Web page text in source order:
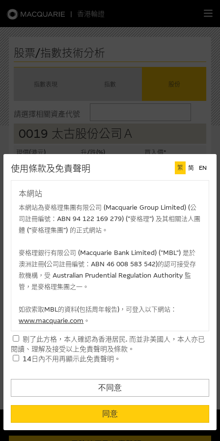
| 香港輪證
牛熊證
選股攻略
中資股票專頁
麥格理投資教室
關於我們
股票/指數技術分析
指數表現 指數 股份
請選擇相關資產代號
0019 太古股份公司Ａ
現價(港元)
升/跌(%)
買入價*
相關圖表
相關認股證/牛熊證
認購 認沽 牛證
編號 相關資產 行使價 價格
25873 太古股份公司Ａ(認購) 117.388 0.206 +71.67
最後更新時間:10-08-2026 16:20 (15分鐘延遲)
使用條款及免責聲明 繁 简 EN
本網站
本網站為麥格理集團有限公司 (Macquarie Group Limited) (公
司註冊編號：ABN 94 122 169 279) (”麥格理”) 及其相關法人團
體 (”麥格理集團”) 的正式網站。
麥格理銀行有限公司 (Macquarie Bank Limited) ("MBL") 是於
澳洲註冊(公司註冊編號：ABN 46 008 583 542)的認可接受存
款機構，受 Australian Prudential Regulation Authority 監
管，是麥格理集團之一。
如欲索取MBL的資料(包括周年報告)，可登入以下網站：
www.macquarie.com 。
本網站所載資料會隨時更改，而不作另行通知，如閣下欲取麥格
理的資料，可直接聯絡本集團職員。
民使用，並不提供或發售予美國人。本網站內容無意要約或唆使
閣下購買證券、基金單位或其他投資工具(不論在參考條款上或在
其他地方)，但清楚表明上述意圖的個別段落則屬例外。
提供網站內容的基準 – 使用時請考慮個人風險
剔了此方格，本人確認為香港居民. 而並非美國人，本人亦已
閱讀、理解及接受以上免責聲明及條款。
14日內不用再顯示此免責聲明。
不同意
同意
此內容來自我們在所示日期時認為可靠之來源，且均以真誠提供。然